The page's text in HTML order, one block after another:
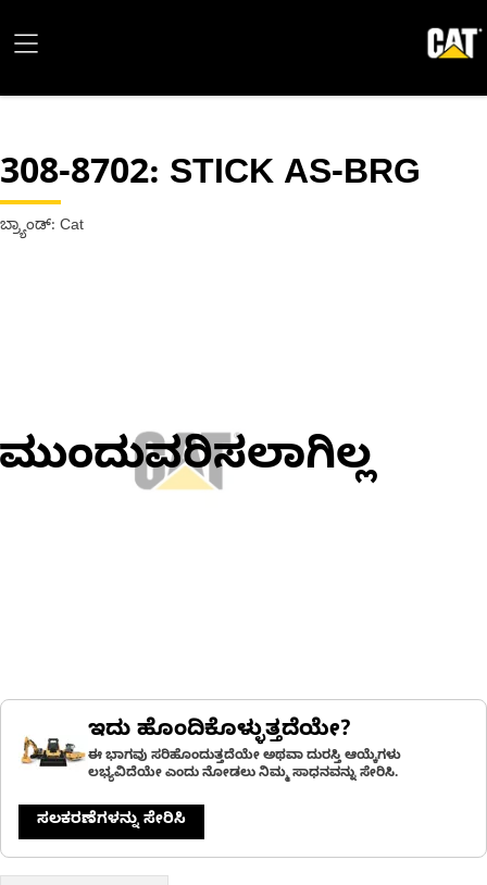
308-8702: STICK AS-BRG
ಬ್ರ್ಯಾಂಡ್: Cat
ಮುಂದುವರಿಸಲಾಗಿಲ್ಲ
ಇದು ಹೊಂದಿಕೊಳ್ಳುತ್ತದೆಯೇ?
ಈ ಭಾಗವು ಸರಿಹೊಂದುತ್ತದೆಯೇ ಅಥವಾ ದುರಸ್ತಿ ಆಯ್ಕೆಗಳು
ಲಭ್ಯವಿದೆಯೇ ಎಂದು ನೋಡಲು ನಿಮ್ಮ ಸಾಧನವನ್ನು ಸೇರಿಸಿ.
ಸಲಕರಣೆಗಳನ್ನು ಸೇರಿಸಿ